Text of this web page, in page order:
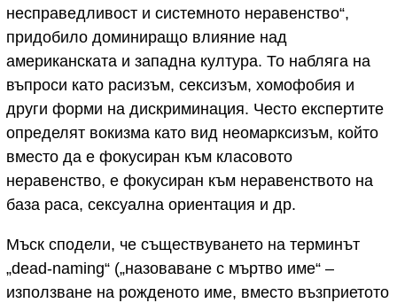
несправедливост и системното неравенство“,
придобило доминиращо влияние над
американската и западна култура. То набляга на
въпроси като расизъм, сексизъм, хомофобия и
други форми на дискриминация. Често експертите
определят вокизма като вид неомарксизъм, който
вместо да е фокусиран към класовото
неравенство, е фокусиран към неравенството на
база раса, сексуална ориентация и др.
Мъск сподели, че съществуването на терминът
„dead-naming“ („назоваване с мъртво име“ –
използване на рожденото име, вместо възприетото